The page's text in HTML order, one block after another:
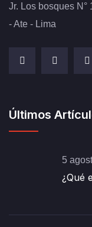
Jr. Los bosques
- Ate - Lima
Últimos
5
¿Qué